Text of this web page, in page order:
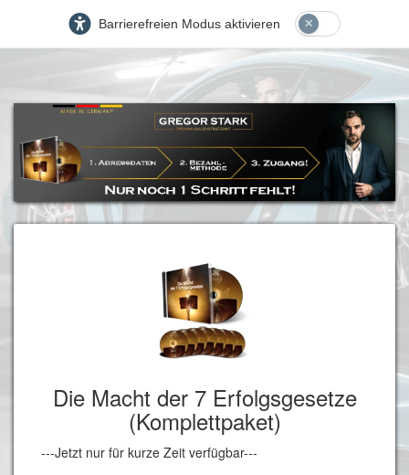
Barrierefreien Modus aktivieren
Die Macht der 7 Erfolgsgesetze
(Komplettpaket)
---Jetzt nur für kurze Zeit verfügbar---